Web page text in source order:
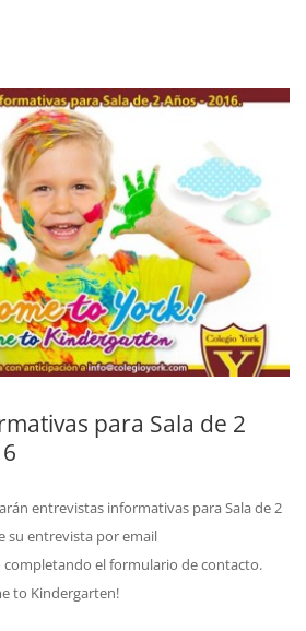
para Sala de 2
entrevistas informativas para Sala de 2
su entrevista por email
completando el formulario de contacto.
to Kindergarten!